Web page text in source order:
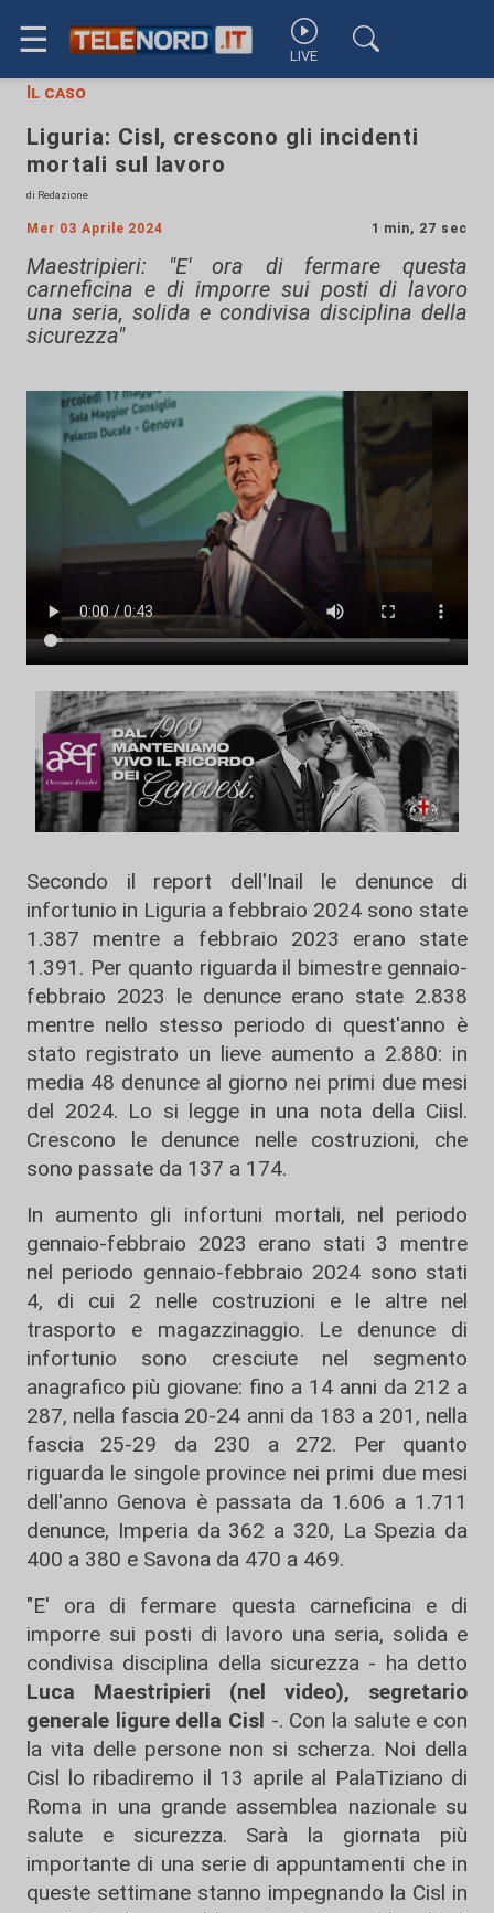
☰ LIVE
Il caso
Liguria: Cisl, crescono gli incidenti
mortali sul lavoro
di Redazione
Mer 03 Aprile 2024 1 min, 27 sec
Maestripieri: "E' ora di fermare questa
carneficina e di imporre sui posti di lavoro
una seria, solida e condivisa disciplina della
sicurezza"
Secondo il report dell'Inail le denunce di
infortunio in Liguria a febbraio 2024 sono state
1.387 mentre a febbraio 2023 erano state
1.391. Per quanto riguarda il bimestre gennaio-
febbraio 2023 le denunce erano state 2.838
mentre nello stesso periodo di quest'anno è
stato registrato un lieve aumento a 2.880: in
media 48 denunce al giorno nei primi due mesi
del 2024. Lo si legge in una nota della Ciisl.
Crescono le denunce nelle costruzioni, che
sono passate da 137 a 174.
In aumento gli infortuni mortali, nel periodo
gennaio-febbraio 2023 erano stati 3 mentre
nel periodo gennaio-febbraio 2024 sono stati
4, di cui 2 nelle costruzioni e le altre nel
trasporto e magazzinaggio. Le denunce di
infortunio sono cresciute nel segmento
anagrafico più giovane: fino a 14 anni da 212 a
287, nella fascia 20-24 anni da 183 a 201, nella
fascia 25-29 da 230 a 272. Per quanto
riguarda le singole province nei primi due mesi
dell'anno Genova è passata da 1.606 a 1.711
denunce, Imperia da 362 a 320, La Spezia da
400 a 380 e Savona da 470 a 469.
"E' ora di fermare questa carneficina e di
imporre sui posti di lavoro una seria, solida e
condivisa disciplina della sicurezza - ha detto
Luca Maestripieri (nel video), segretario
generale ligure della Cisl -. Con la salute e con
la vita delle persone non si scherza. Noi della
Cisl lo ribadiremo il 13 aprile al PalaTiziano di
Roma in una grande assemblea nazionale su
salute e sicurezza. Sarà la giornata più
importante di una serie di appuntamenti che in
queste settimane stanno impegnando la Cisl in